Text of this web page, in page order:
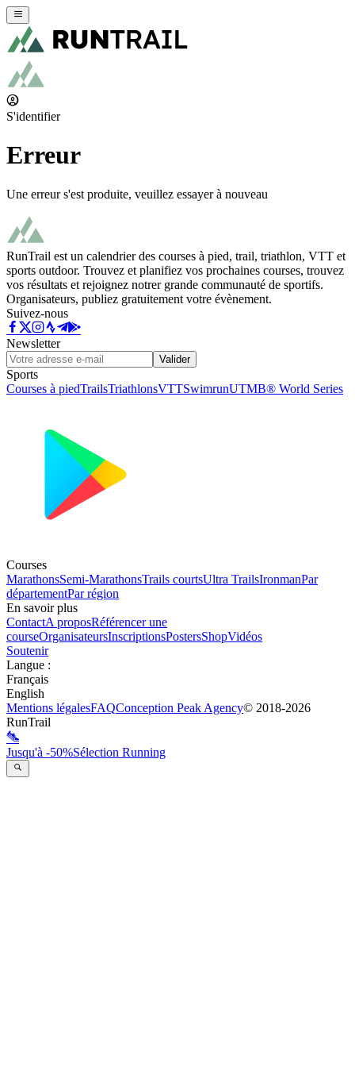
S'identifier
Erreur
Une erreur s'est produite, veuillez essayer à nouveau
RunTrail est un calendrier des courses à pied, trail, triathlon, VTT et
sports outdoor. Trouvez et planifiez vos prochaines courses, trouvez
vos résultats et rejoignez notrer grande communauté de sportifs.
Organisateurs, publiez gratuitement votre évènement.
Suivez-nous
Newsletter
Valider
Sports
Courses à piedTrailsTriathlonsVTTSwimrunUTMB® World Series
Courses
MarathonsSemi-MarathonsTrails courtsUltra TrailsIronmanPar
départementPar région
En savoir plus
ContactA proposRéférencer une
courseOrganisateursInscriptionsPostersShopVidéos
Soutenir
Langue :
Français
English
Mentions légalesFAQConception Peak Agency© 2018-2026
RunTrail
Jusqu'à -50%Sélection Running